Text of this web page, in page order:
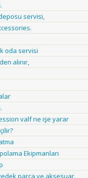
servisi,
oda servisi
alınır,
valf ne işe yarar
Ekipmanları
parça ve aksesuar.